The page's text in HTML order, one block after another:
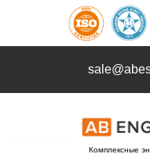
Комплексные